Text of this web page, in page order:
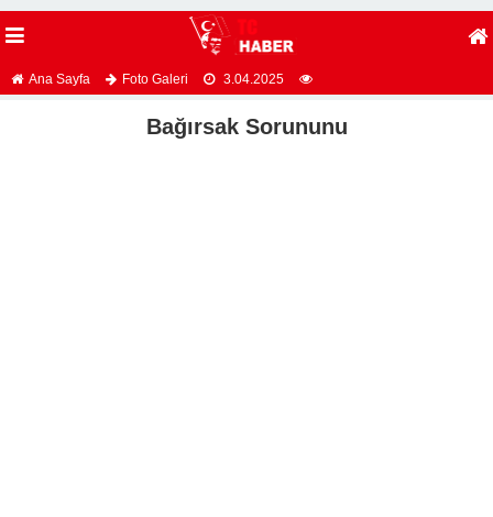
Ana Sayfa Foto Galeri 3.04.2025
Bağırsak Sorununu